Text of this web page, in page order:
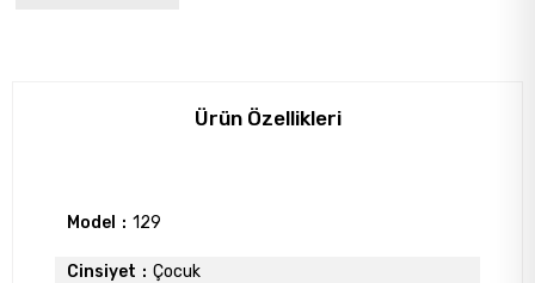
Ürün Özellikleri
Model 129
Cinsiyet Çocuk